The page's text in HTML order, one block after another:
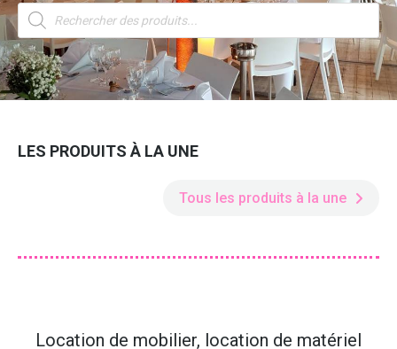
Recherche
de
produits
LES PRODUITS À LA UNE
Tous les produits à la une
Location de mobilier, location de matériel